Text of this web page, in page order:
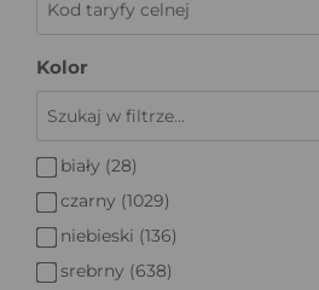
Kolor
biały (28)
czarny (1029)
niebieski (136)
srebrny (638)